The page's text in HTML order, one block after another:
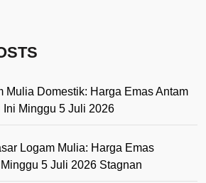
Mulia Domestik: Harga Emas Antam
Minggu 5 Juli 2026
Logam Mulia: Harga Emas
5 Juli 2026 Stagnan